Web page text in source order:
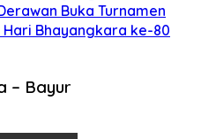
Buka Turnamen
Hari Bhayangkara ke-80
– Bayur